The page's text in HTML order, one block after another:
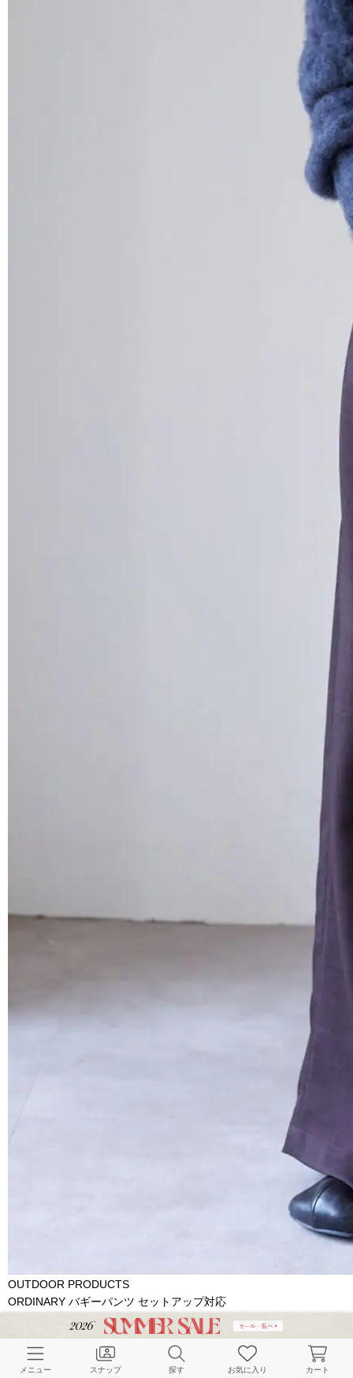
OUTDOOR PRODUCTS
ORDINARY バギーパンツ セットアップ対応
￥6,160
股上が深めのバギーシルエットで
メニュー スナップ 探す お気に入り カート